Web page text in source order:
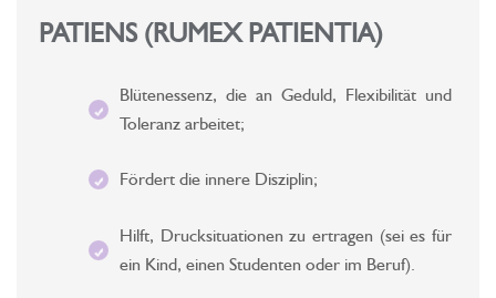
PATIENS (RUMEX PATIENTIA)
Blütenessenz, die an Geduld, Flexibilität und
Toleranz arbeitet;
Fördert die innere Disziplin;
Hilft, Drucksituationen zu ertragen (sei es für
ein Kind, einen Studenten oder im Beruf).